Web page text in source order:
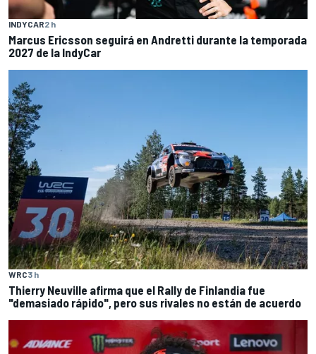
INDYCAR2 h
Marcus Ericsson seguirá en Andretti durante la temporada
2027 de la IndyCar
WRC3 h
Thierry Neuville afirma que el Rally de Finlandia fue
"demasiado rápido", pero sus rivales no están de acuerdo